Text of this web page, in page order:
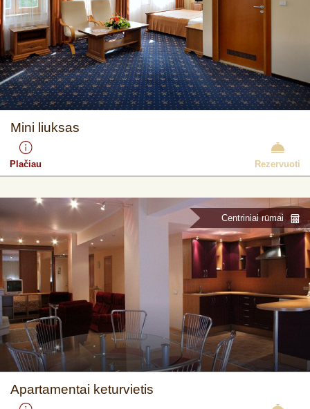
Mini liuksas
Plačiau Rezervuoti
Centriniai rūmai
Apartamentai keturvietis